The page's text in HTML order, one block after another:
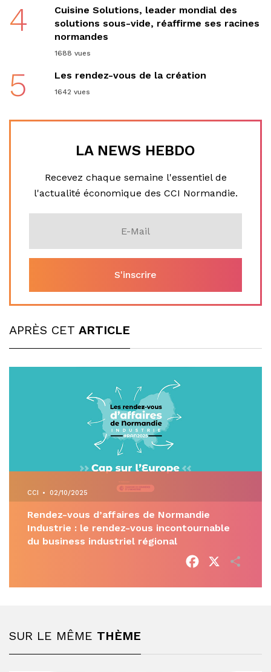
4
Cuisine Solutions, leader mondial des
solutions sous-vide, réaffirme ses racines
normandes
1688 vues
5 Les rendez-vous de la création
1642 vues
LA NEWS HEBDO
Recevez chaque semaine l'essentiel de
l'actualité économique des CCI Normandie.
APRÈS CET ARTICLE
CCI • 02/10/2025
Rendez-vous d’affaires de Normandie
Industrie : le rendez-vous incontournable
du business industriel régional
Facebook
SUR LE MÊME THÈME